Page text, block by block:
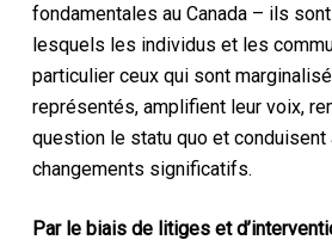
fondamentales au Canada – ils
lesquels les individus et les
particulier ceux qui sont
représentés, amplifient leur voix,
question le statu quo et conduisent
changements significatifs.
Par le biais de litiges et